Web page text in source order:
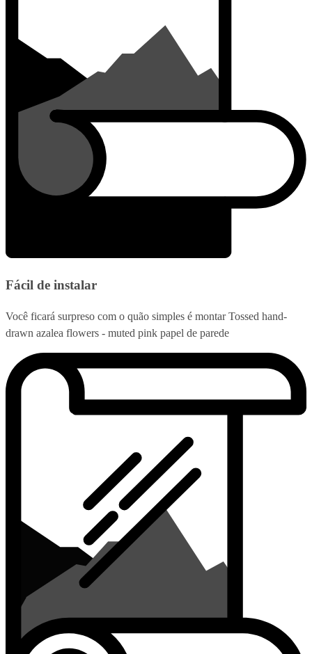
Fácil de instalar
Você ficará surpreso com o quão simples é montar Tossed hand-
drawn azalea flowers - muted pink papel de parede